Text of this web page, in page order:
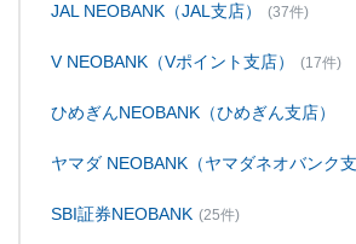
JAL NEOBANK（JAL支店） (37件)
V NEOBANK（Vポイント支店） (17件)
ひめぎんNEOBANK（ひめぎん支店）
ヤマダ NEOBANK（ヤマダネオバンク支
SBI証券NEOBANK (25件)